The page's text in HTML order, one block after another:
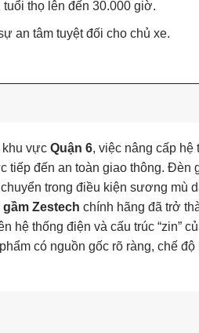
thọ lên đến 30.000 giờ.
an tâm tuyệt đối cho chủ xe.
vực Quận 6, việc nâng cấp hệ
tiếp đến an toàn giao thông. Đèn
trong điều kiện sương mù
Zestech chính hãng đã trở
thống điện và cấu trúc “zin”
có nguồn gốc rõ ràng, chế